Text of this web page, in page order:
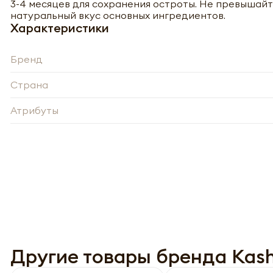
3-4 месяцев для сохранения остроты. Не
натуральный вкус основных ингредиентов.
Характеристики
Бренд
Страна
Атрибуты
Другие товары бренда